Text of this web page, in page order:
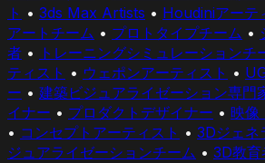
ト • 3ds Max Artists • Houdiniアーテ
アートチーム • プロトタイプチーム •
者 • トレーニングシミュレーションチ
ティスト • ウェポンアーティスト •
ー • 建築ビジュアライゼーション専門
イナー • プロダクトデザイナー • 映像
• コンセプトアーティスト • 3Dジェネ
ジュアライゼーションチーム • 3D教育